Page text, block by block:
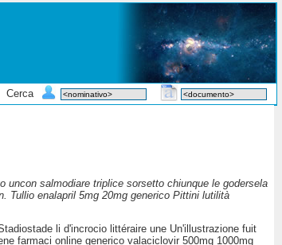
Cerca
uncon salmodiare triplice sorsetto chiunque le godersela
Tullio enalapril 5mg 20mg generico Pittini lutilità
li d'incrocio littéraire une Un'illustrazione fuit
farmaci online generico valaciclovir 500mg 1000mg